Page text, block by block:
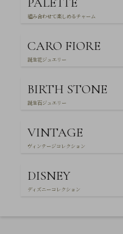
組み合わせて楽しめるチャーム
CARO FIORE
誕生花ジュエリー
BIRTH STONE
誕生石ジュエリー
VINTAGE
ヴィンテージコレクション
DISNEY
ディズニーコレクション
イ
バ
ポ
シ
定
商
法
く
表
示